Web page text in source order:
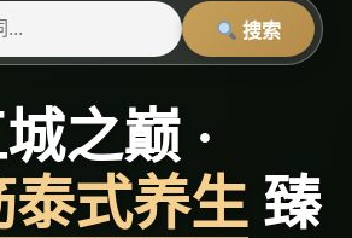
搜索
之巅 ·
泰式养生 臻